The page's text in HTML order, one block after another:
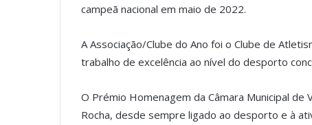
campeã nacional em maio de 2022.
A Associação/Clube do Ano foi o Clube de
trabalho de excelência ao nível do desporto
O Prémio Homenagem da Câmara Municipal de
Rocha, desde sempre ligado ao desporto e à